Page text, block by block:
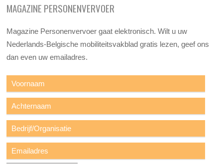
MAGAZINE PERSONENVERVOER
Magazine Personenvervoer gaat elektronisch. Wilt u uw
Nederlands-Belgische mobiliteitsvakblad gratis lezen, geef ons
dan even uw emailadres.